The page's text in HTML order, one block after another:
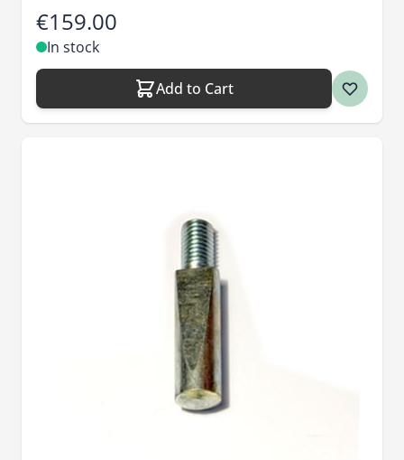
€159.00
In stock
Add to Cart